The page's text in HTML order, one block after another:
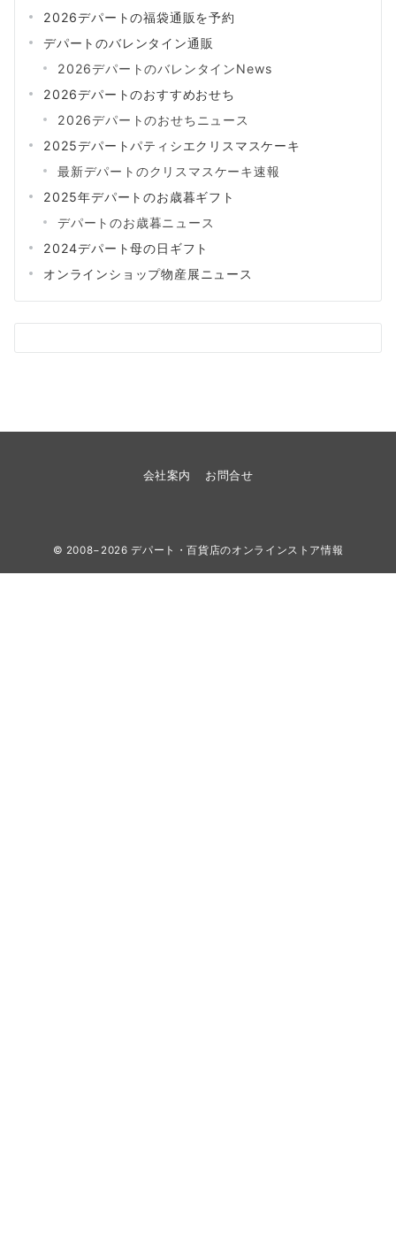
2026デパートの福袋通販を予約
デパートのバレンタイン通販
2026デパートのバレンタインNews
2026デパートのおすすめおせち
2026デパートのおせちニュース
2025デパートパティシエクリスマスケーキ
最新デパートのクリスマスケーキ速報
2025年デパートのお歳暮ギフト
デパートのお歳暮ニュース
2024デパート母の日ギフト
オンラインショップ物産展ニュース
会社案内 お問合せ
© 2008−2026デパート・百貨店のオンラインストア情報